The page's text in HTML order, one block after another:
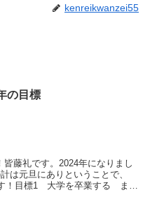
kenreikwanzei55
の目標
藤礼です。2024年になりまし
は元旦にありということで、
！目標1 大学を卒業する ま